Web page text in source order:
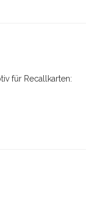
für Recallkarten: